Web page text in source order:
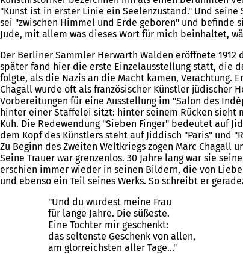
"Kunst ist in erster Linie ein Seelenzustand." Und
sei "zwischen Himmel und Erde geboren" und befinde
Jude, mit allem was dieses Wort für mich beinhaltet,
Der Berliner Sammler Herwarth Walden eröffnete
später fand hier die erste Einzelausstellung statt, die
folgte, als die Nazis an die Macht kamen, Verachtung.
Chagall wurde oft als französischer Künstler jüdischer
Vorbereitungen für eine Ausstellung im "Salon des
hinter einer Staffelei sitzt: hinter seinem Rücken sieht
Kuh. Die Redewendung "Sieben Finger" bedeutet auf
dem Kopf des Künstlers steht auf Jiddisch "Paris" und
Zu Beginn des Zweiten Weltkriegs zogen Marc
Seine Trauer war grenzenlos. 30 Jahre lang war sie
erschien immer wieder in seinen Bildern, die von
und ebenso ein Teil seines Werks. So schreibt er
"Und du wurdest meine Frau
für lange Jahre. Die süßeste.
Eine Tochter mir geschenkt:
das seltenste Geschenk von allen,
am glorreichsten aller Tage..."